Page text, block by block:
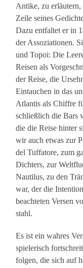
Antike, zu
Zeile seines
Dazu entfaltet er in
der Assoziationen.
und Topoi: Die
Reisen als
der Reise, die
Eintauchen in das
Atlantis als Chiffre
schließlich die Bars
die die Reise hinter
wir auch etwas zur
del Tuffatore, zum
Dichters, zur
Nautilus, zu den
war, der die
beachteten Versen
stahl.
Es ist ein wahres
spielerisch
folgen, die sich auf